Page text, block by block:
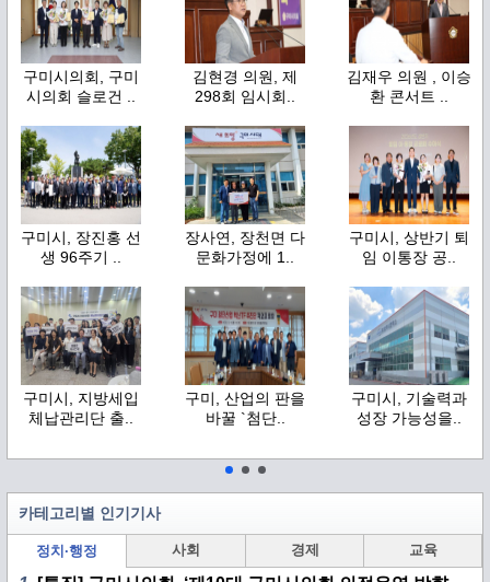
구미시의회, 구미
시의회 슬로건 ..
김현경 의원, 제
298회 임시회..
김재우 의원 , 이승
환 콘서트 ..
구미시, 장진홍 선
생 96주기 ..
장사연, 장천면 다
문화가정에 1..
구미시, 상반기 퇴
임 이통장 공..
구미시, 지방세입
체납관리단 출..
구미, 산업의 판을
바꿀 `첨단..
구미시, 기술력과
성장 가능성을..
카테고리별 인기기사
정치·행정 사회 경제 교육